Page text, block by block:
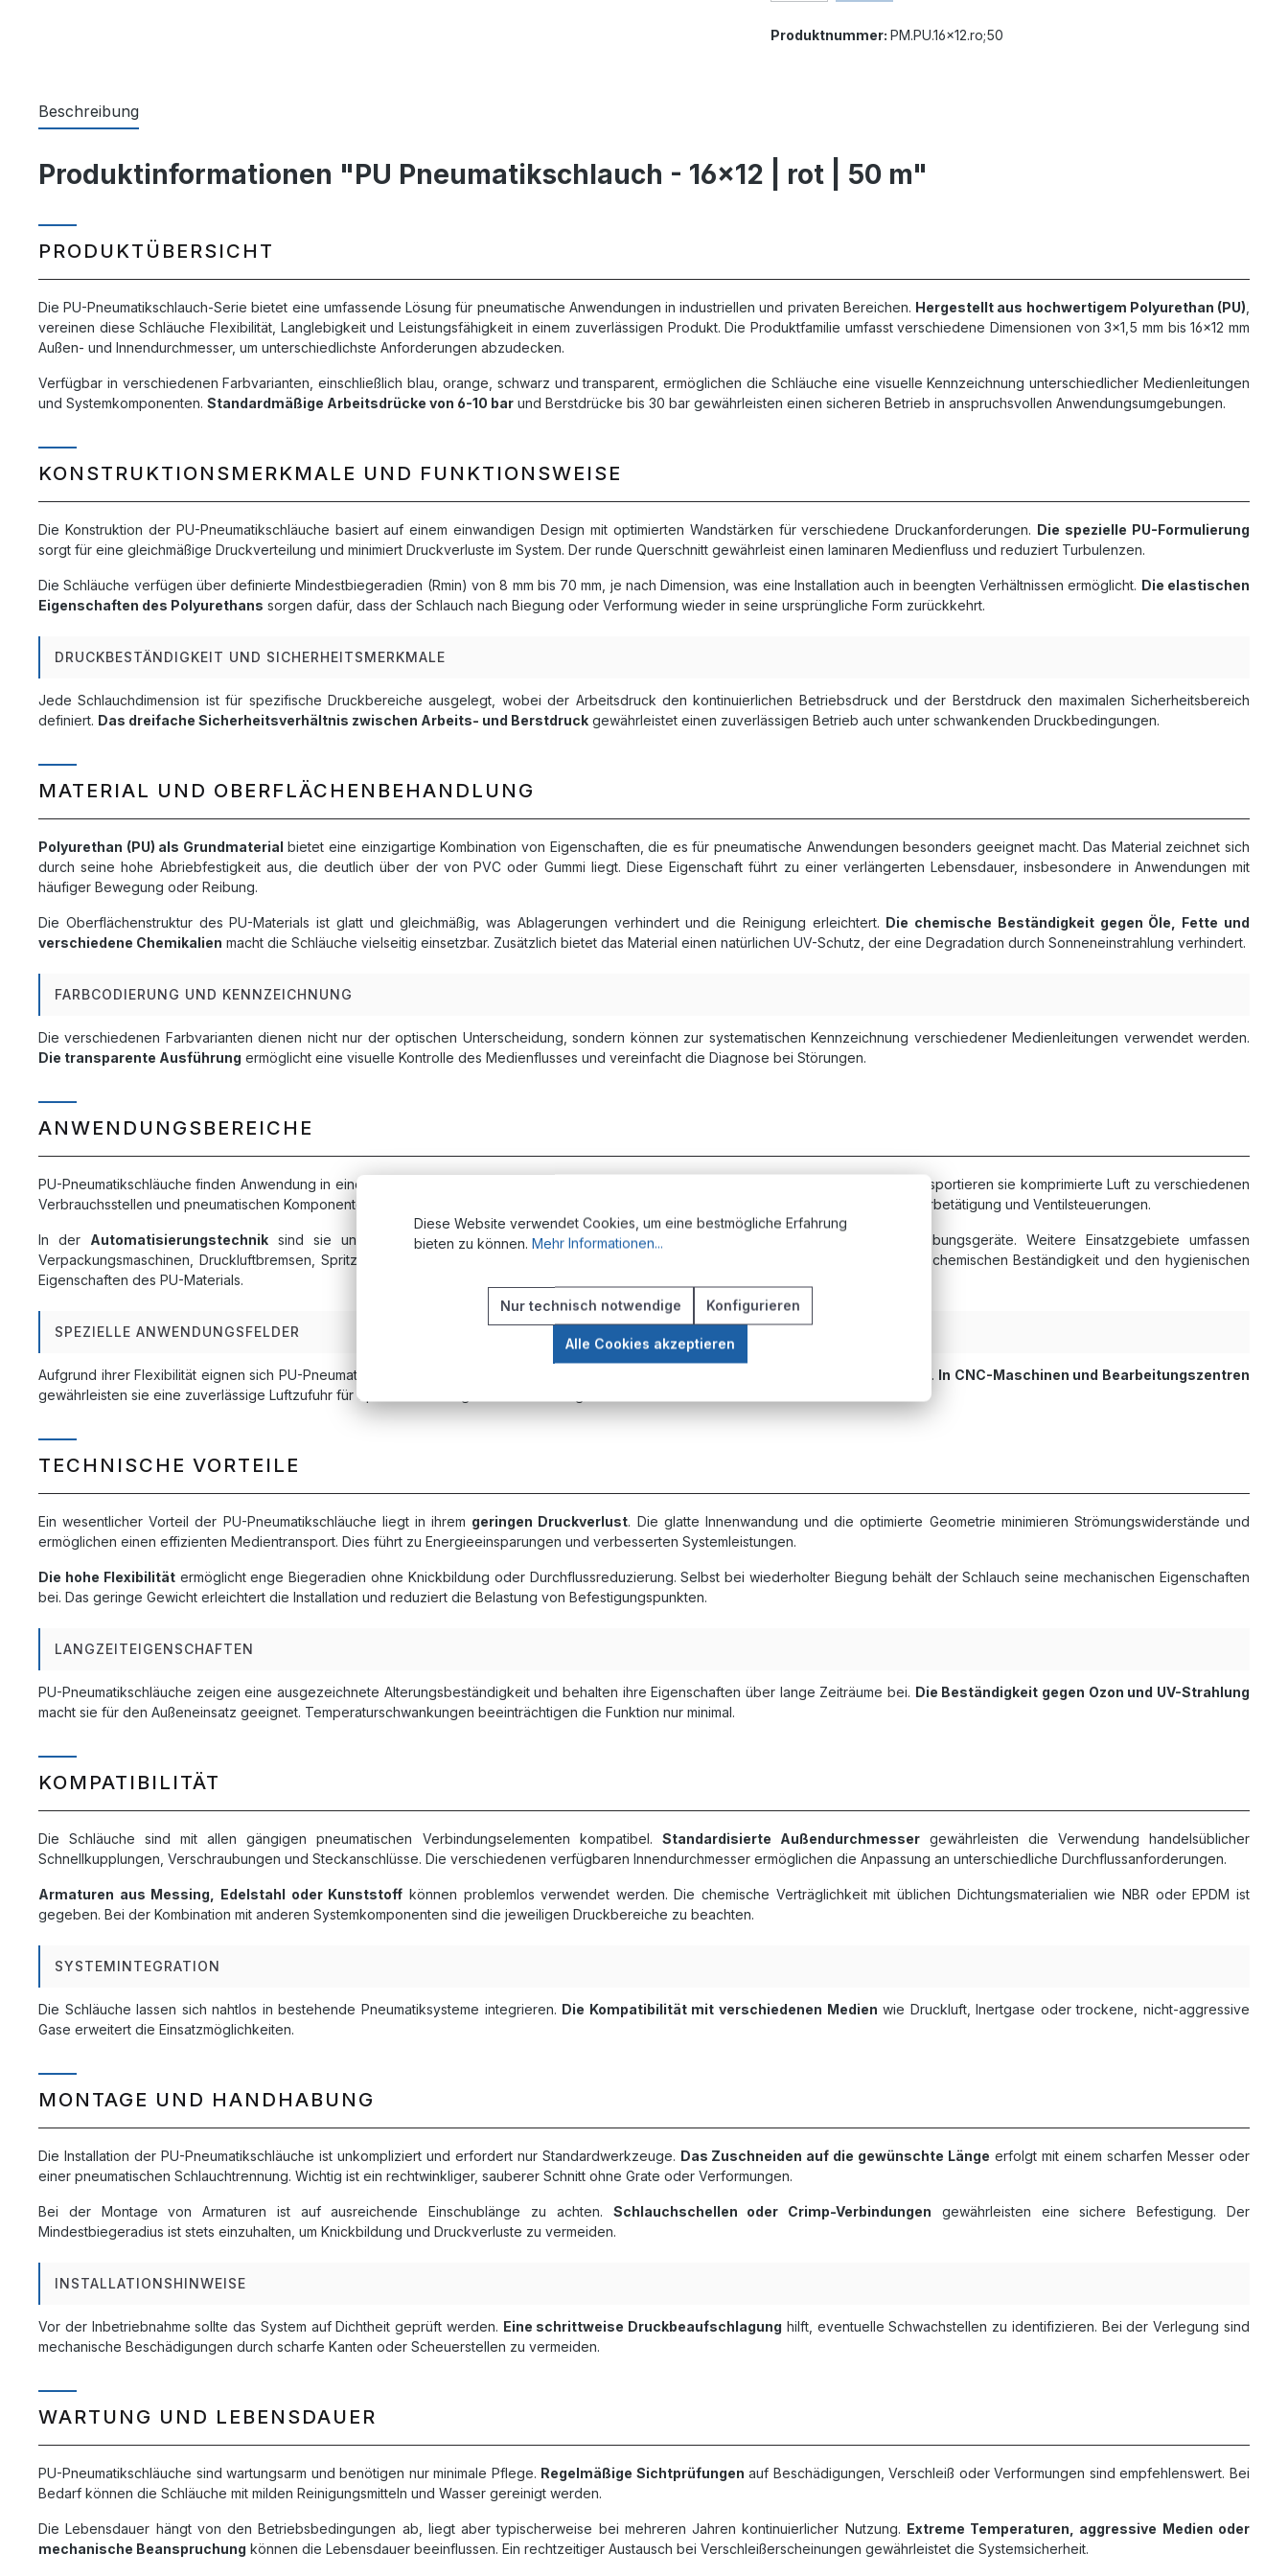
Produktnummer: PM.PU.16x12.ro;50
Beschreibung
Produktinformationen "PU Pneumatikschlauch - 16x12 | rot | 50 m"
PRODUKTÜBERSICHT
Die PU-Pneumatikschlauch-Serie bietet eine umfassende Lösung für pneumatische Anwendungen in industriellen und privaten Bereichen. Hergestellt aus hochwertigem Polyurethan (PU)
vereinen diese Schläuche Flexibilität, Langlebigkeit und Leistungsfähigkeit in einem zuverlässigen Produkt. Die Produktfamilie umfasst verschiedene Dimensionen von 3x1,5 mm bis 16x12 mm
Außen- und Innendurchmesser, um unterschiedlichste Anforderungen abzudecken.
Verfügbar in verschiedenen Farbvarianten, einschließlich blau, orange, schwarz und transparent, ermöglichen die Schläuche eine visuelle Kennzeichnung unterschiedlicher Medienleitungen
und Systemkomponenten. Standardmäßige Arbeitsdrücke von 6-10 bar und Berstdrücke bis 30 bar gewährleisten einen sicheren Betrieb in anspruchsvollen Anwendungsumgebungen.
KONSTRUKTIONSMERKMALE UND FUNKTIONSWEISE
Die Konstruktion der PU-Pneumatikschläuche basiert auf einem einwandigen Design mit optimierten Wandstärken für verschiedene Druckanforderungen. Die spezielle PU-Formulierung
sorgt für eine gleichmäßige Druckverteilung und minimiert Druckverluste im System. Der runde Querschnitt gewährleist einen laminaren Medienfluss und reduziert Turbulenzen.
Die Schläuche verfügen über definierte Mindestbiegeradien (Rmin) von 8 mm bis 70 mm, je nach Dimension, was eine Installation auch in beengten Verhältnissen ermöglicht. Die elastischen
Eigenschaften des Polyurethans sorgen dafür, dass der Schlauch nach Biegung oder Verformung wieder in seine ursprüngliche Form zurückkehrt.
DRUCKBESTÄNDIGKEIT UND SICHERHEITSMERKMALE
Jede Schlauchdimension ist für spezifische Druckbereiche ausgelegt, wobei der Arbeitsdruck den kontinuierlichen Betriebsdruck und der Berstdruck den maximalen Sicherheitsbereich
definiert. Das dreifache Sicherheitsverhältnis zwischen Arbeits- und Berstdruck gewährleistet einen zuverlässigen Betrieb auch unter schwankenden Druckbedingungen.
MATERIAL UND OBERFLÄCHENBEHANDLUNG
Polyurethan (PU) als Grundmaterial bietet eine einzigartige Kombination von Eigenschaften, die es für pneumatische Anwendungen besonders geeignet macht. Das Material zeichnet sich
durch seine hohe Abriebfestigkeit aus, die deutlich über der von PVC oder Gummi liegt. Diese Eigenschaft führt zu einer verlängerten Lebensdauer, insbesondere in Anwendungen mit
häufiger Bewegung oder Reibung.
Die Oberflächenstruktur des PU-Materials ist glatt und gleichmäßig, was Ablagerungen verhindert und die Reinigung erleichtert. Die chemische Beständigkeit gegen Öle, Fette und
verschiedene Chemikalien macht die Schläuche vielseitig einsetzbar. Zusätzlich bietet das Material einen natürlichen UV-Schutz, der eine Degradation durch Sonneneinstrahlung verhindert.
FARBCODIERUNG UND KENNZEICHNUNG
Die verschiedenen Farbvarianten dienen nicht nur der optischen Unterscheidung, sondern können zur systematischen Kennzeichnung verschiedener Medienleitungen verwendet werden.
Die transparente Ausführung ermöglicht eine visuelle Kontrolle des Medienflusses und vereinfacht die Diagnose bei Störungen.
ANWENDUNGSBEREICHE
PU-Pneumatikschläuche finden Anwendung in einem breiten Spektrum industrieller und gewerblicher Bereiche.
transportieren sie komprimierte Luft zu verschiedenen
Verbrauchsstellen und pneumatischen Komponenten. Die Maschinenbauindustrie nutzt diese Schläuche für Bewegungssteuerungen, Zylinderbetätigung und Ventilsteuerungen.
In der Automatisierungstechnik sind sie unverzichtbar für die Steuerung pneumatischer Aktoren, Robotergelenke und Handhabungsgeräte. Weitere Einsatzgebiete umfassen
Verpackungsmaschinen, Druckluftbremsen, Spritzpistolen und mobile Druckluftwerkzeuge.
profitiert von der chemischen Beständigkeit und den hygienischen
Eigenschaften des PU-Materials.
SPEZIELLE ANWENDUNGSFELDER
Aufgrund ihrer Flexibilität eignen sich PU-Pneumatikschläuche besonders für mobile Anwendungen und Bereiche mit häufigen Bewegungen. In CNC-Maschinen und Bearbeitungszentren
gewährleisten sie eine zuverlässige Luftzufuhr für Spannvorrichtungen und Werkzeugwechsler.
TECHNISCHE VORTEILE
Ein wesentlicher Vorteil der PU-Pneumatikschläuche liegt in ihrem geringen Druckverlust. Die glatte Innenwandung und die optimierte Geometrie minimieren Strömungswiderstände und
ermöglichen einen effizienten Medientransport. Dies führt zu Energieeinsparungen und verbesserten Systemleistungen.
Die hohe Flexibilitätermöglicht enge Biegeradien ohne Knickbildung oder Durchflussreduzierung. Selbst bei wiederholter Biegung behält der Schlauch seine mechanischen Eigenschaften
bei. Das geringe Gewicht erleichtert die Installation und reduziert die Belastung von Befestigungspunkten.
LANGZEITEIGENSCHAFTEN
PU-Pneumatikschläuche zeigen eine ausgezeichnete Alterungsbeständigkeit und behalten ihre Eigenschaften über lange Zeiträume bei. Die Beständigkeit gegen Ozon und UV-Strahlung
macht sie für den Außeneinsatz geeignet. Temperaturschwankungen beeinträchtigen die Funktion nur minimal.
KOMPATIBILITÄT
Die Schläuche sind mit allen gängigen pneumatischen Verbindungselementen kompatibel. Standardisierte Außendurchmessergewährleisten die Verwendung handelsüblicher
Schnellkupplungen, Verschraubungen und Steckanschlüsse. Die verschiedenen verfügbaren Innendurchmesser ermöglichen die Anpassung an unterschiedliche Durchflussanforderungen.
Armaturen aus Messing, Edelstahl oder Kunststoff können problemlos verwendet werden. Die chemische Verträglichkeit mit üblichen Dichtungsmaterialien wie NBR oder EPDM ist
gegeben. Bei der Kombination mit anderen Systemkomponenten sind die jeweiligen Druckbereiche zu beachten.
SYSTEMINTEGRATION
Die Schläuche lassen sich nahtlos in bestehende Pneumatiksysteme integrieren. Die Kompatibilität mit verschiedenen Medien wie Druckluft, Inertgase oder trockene, nicht-aggressive
Gase erweitert die Einsatzmöglichkeiten.
MONTAGE UND HANDHABUNG
Die Installation der PU-Pneumatikschläuche ist unkompliziert und erfordert nur Standardwerkzeuge. Das Zuschneiden auf die gewünschte Länge erfolgt mit einem scharfen Messer oder
einer pneumatischen Schlauchtrennung. Wichtig ist ein rechtwinkliger, sauberer Schnitt ohne Grate oder Verformungen.
Bei der Montage von Armaturen ist auf ausreichende Einschublänge zu achten. Schlauchschellen oder Crimp-Verbindungen gewährleisten eine sichere Befestigung. Der
Mindestbiegeradius ist stets einzuhalten, um Knickbildung und Druckverluste zu vermeiden.
INSTALLATIONSHINWEISE
Vor der Inbetriebnahme sollte das System auf Dichtheit geprüft werden. Eine schrittweise Druckbeaufschlagung hilft, eventuelle Schwachstellen zu identifizieren. Bei der Verlegung sind
mechanische Beschädigungen durch scharfe Kanten oder Scheuerstellen zu vermeiden.
WARTUNG UND LEBENSDAUER
PU-Pneumatikschläuche sind wartungsarm und benötigen nur minimale Pflege. Regelmäßige Sichtprüfungen auf Beschädigungen, Verschleiß oder Verformungen sind empfehlenswert. Bei
Bedarf können die Schläuche mit milden Reinigungsmitteln und Wasser gereinigt werden.
Die Lebensdauer hängt von den Betriebsbedingungen ab, liegt aber typischerweise bei mehreren Jahren kontinuierlicher Nutzung. Extreme Temperaturen, aggressive Medien oder
mechanische Beanspruchung können die Lebensdauer beeinflussen. Ein rechtzeitiger Austausch bei Verschleißerscheinungen gewährleistet die Systemsicherheit.
Diese Website verwendet Cookies, um eine bestmögliche Erfahrung
bieten zu können. Mehr Informationen...
Nur technisch notwendige Konfigurieren
Alle Cookies akzeptieren